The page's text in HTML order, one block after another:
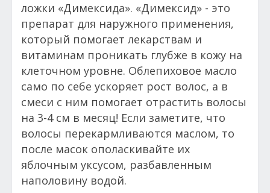
ложки «Димексида». «Димексид» - это
препарат для наружного применения,
который помогает лекарствам и
витаминам проникать глубже в кожу на
клеточном уровне. Облепиховое масло
само по себе ускоряет рост волос, а в
смеси с ним помогает отрастить волосы
на 3-4 см в месяц! Если заметите, что
волосы перекармливаются маслом, то
после масок ополаскивайте их
яблочным уксусом, разбавленным
наполовину водой.